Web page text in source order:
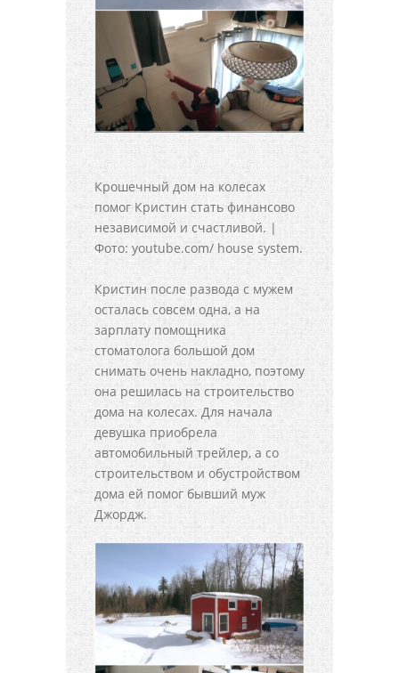
Крошечный дом на колесах
помог Кристин стать финансово
независимой и счастливой. |
Фото: youtube.com/ house system.
Кристин после развода с мужем
осталась совсем одна, а на
зарплату помощника
стоматолога большой дом
снимать очень накладно, поэтому
она решилась на строительство
дома на колесах. Для начала
девушка приобрела
автомобильный трейлер, а со
строительством и обустройством
дома ей помог бывший муж
Джордж.